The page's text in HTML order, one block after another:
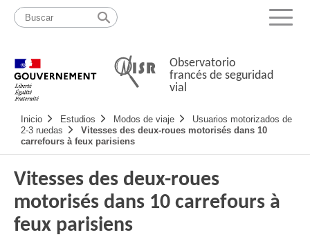
Pasar
contenido
Mapa
web
Menu
Observatorio
francés de seguridad
vial
Navigation
principale
Inicio Estudios Modos de viaje
Usuarios motorizados de
2-3 ruedas
Vitesses des deux-roues motorisés dans 10
carrefours à feux parisiens
Vitesses des deux-roues
motorisés dans 10 carrefours à
feux parisiens